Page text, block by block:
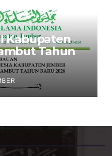
Kabupaten
Tahun